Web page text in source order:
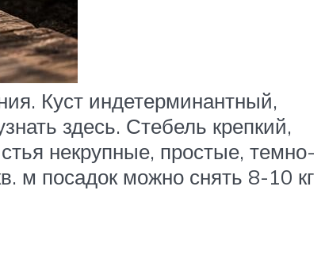
Куст индетерминантный,
здесь. Стебель крепкий,
некрупные, простые, темно-
м посадок можно снять 8-10 кг